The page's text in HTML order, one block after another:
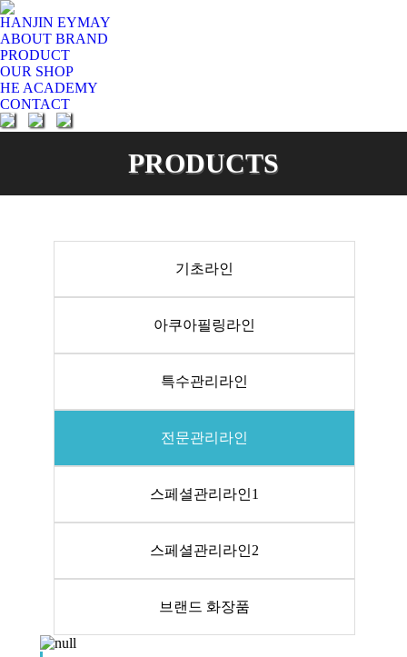
HANJIN EYMAY
ABOUT BRAND
PRODUCT
OUR SHOP
HE ACADEMY
CONTACT
PRODUCTS
You are here:
기초라인
아쿠아필링라인
특수관리라인
전문관리라인
스페셜관리라인1
스페셜관리라인2
브랜드 화장품